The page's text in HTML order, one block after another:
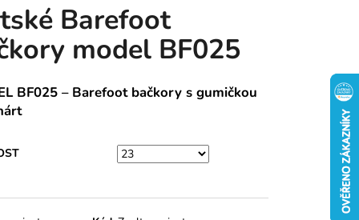
Barefoot
model BF025
BF025 – Barefoot bačkory s gumičkou